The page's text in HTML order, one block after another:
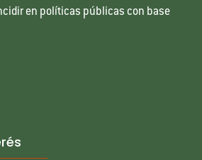
en políticas públicas con base